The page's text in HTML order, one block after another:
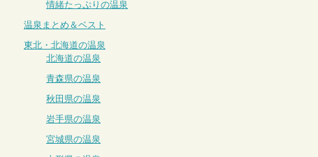
情緒たっぷりの温泉
温泉まとめ＆ベスト
東北・北海道の温泉
北海道の温泉
青森県の温泉
秋田県の温泉
岩手県の温泉
宮城県の温泉